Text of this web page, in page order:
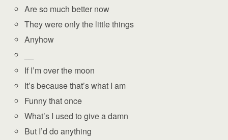
Are so much better now
They were only the little things
Anyhow
If I’m over the moon
It’s because that’s what I am
Funny that once
What’s I used to give a damn
But I’d do anything